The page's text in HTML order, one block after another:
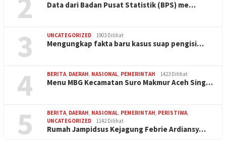
Data dari Badan Pusat Statistik (BPS) me…
3 UNCATEGORIZED 1903 Dilihat
Mengungkap fakta baru kasus suap pengisi…
4 BERITA, DAERAH, NASIONAL, PEMERINTAH 1423 Dilihat
Menu MBG Kecamatan Suro Makmur Aceh Sing…
5 BERITA, DAERAH, NASIONAL, PEMERINTAH, PERISTIWA,
UNCATEGORIZED
1142 Dilihat
Rumah Jampidsus Kejagung Febrie Ardiansy…